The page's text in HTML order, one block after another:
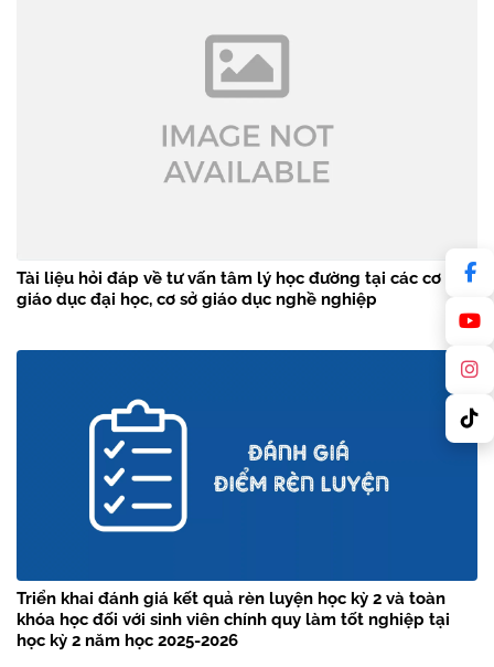
Tài liệu hỏi đáp về tư vấn tâm lý học đường tại các cơ sở
giáo dục đại học, cơ sở giáo dục nghề nghiệp
Triển khai đánh giá kết quả rèn luyện học kỳ 2 và toàn
khóa học đối với sinh viên chính quy làm tốt nghiệp tại
học kỳ 2 năm học 2025-2026